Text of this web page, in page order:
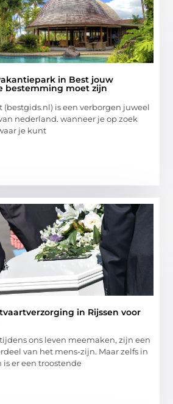
in Best jouw
bestemming moet zijn
(bestgids.nl) is een verborgen juweel
nederland. wanneer je op zoek
je kunt
in Rijssen voor
ons leven meemaken, zijn een
van het mens-zijn. Maar zelfs in
er een troostende